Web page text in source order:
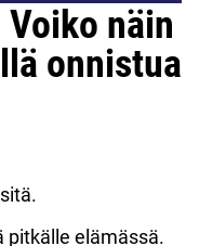
näin
onnistua
pitkälle elämässä.